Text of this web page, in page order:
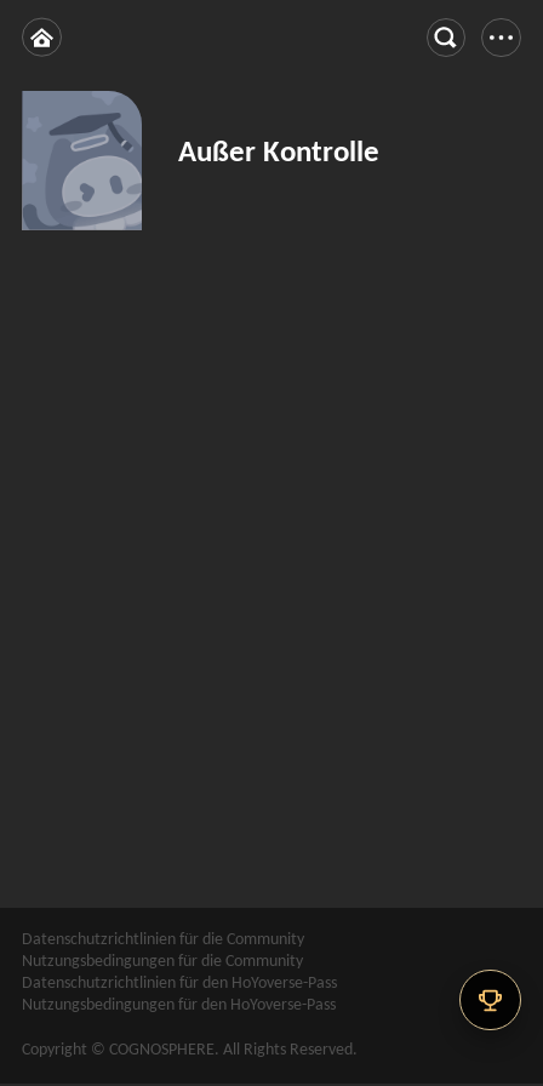
Außer Kontrolle
Datenschutzrichtlinien für die Community
Nutzungsbedingungen für die Community
Datenschutzrichtlinien für den HoYoverse-Pass
Nutzungsbedingungen für den HoYoverse-Pass
Copyright © COGNOSPHERE. All Rights Reserved.